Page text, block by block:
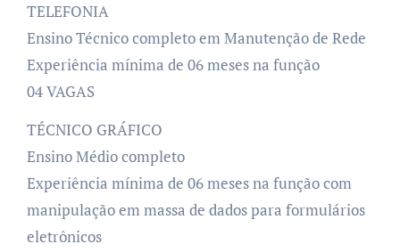
TELEFONIA
Ensino Técnico completo em Manutenção de Rede
Experiência mínima de 06 meses na função
04 VAGAS
TÉCNICO GRÁFICO
Ensino Médio completo
Experiência mínima de 06 meses na função com
manipulação em massa de dados para formulários
eletrônicos